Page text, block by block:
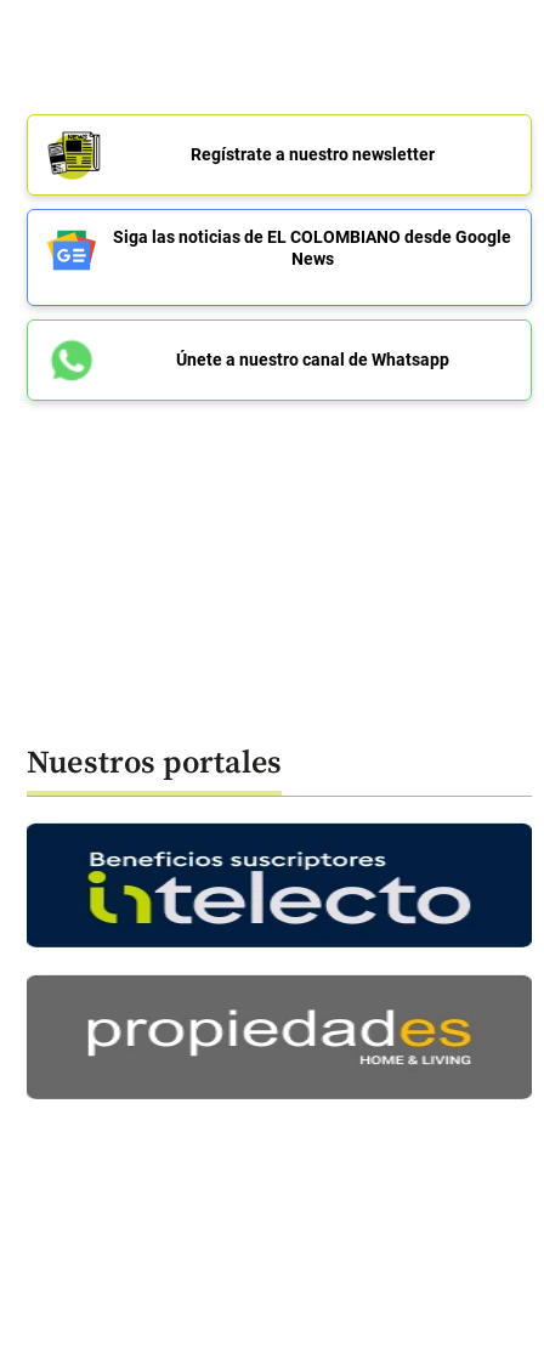
Regístrate a nuestro newsletter
Siga las noticias de EL COLOMBIANO desde Google
News
Únete a nuestro canal de Whatsapp
Nuestros portales